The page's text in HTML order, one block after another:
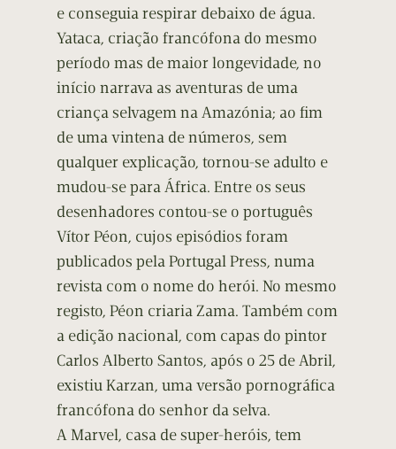
e conseguia respirar debaixo de água.
Yataca, criação francófona do mesmo
período mas de maior longevidade, no
início narrava as aventuras de uma
criança selvagem na Amazónia; ao fim
de uma vintena de números, sem
qualquer explicação, tornou-se adulto e
mudou-se para África. Entre os seus
desenhadores contou-se o português
Vítor Péon, cujos episódios foram
publicados pela Portugal Press, numa
revista com o nome do herói. No mesmo
registo, Péon criaria Zama. Também com
a edição nacional, com capas do pintor
Carlos Alberto Santos, após o 25 de Abril,
existiu Karzan, uma versão pornográfica
francófona do senhor da selva.
A Marvel, casa de super-heróis, tem